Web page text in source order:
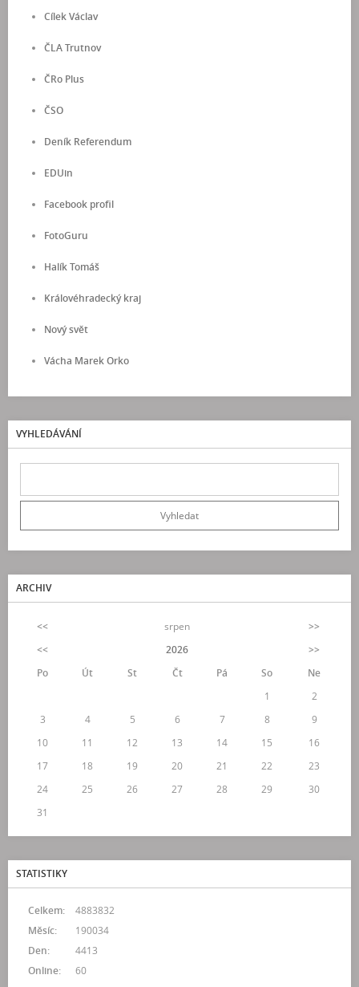
Cílek Václav
ČLA Trutnov
ČRo Plus
ČSO
Deník Referendum
EDUin
Facebook profil
FotoGuru
Halík Tomáš
Královéhradecký kraj
Nový svět
Vácha Marek Orko
VYHLEDÁVÁNÍ
ARCHIV
<< srpen
>>
<<
2026
>>
Po
Út St Čt Pá So
Ne
1
2
3
4 5 6 7 8
9
10
11 12 13 14 15
16
17
18 19 20 21 22
23
24
25 26 27 28 29
30
31
STATISTIKY
Online: 60
Celkem:
4883832
Měsíc:
190034
Den:
4413